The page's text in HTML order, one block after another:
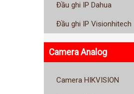
Đầu ghi IP Dahua
Đầu ghi IP Visionhitech
Camera Analog
Camera HIKVISION